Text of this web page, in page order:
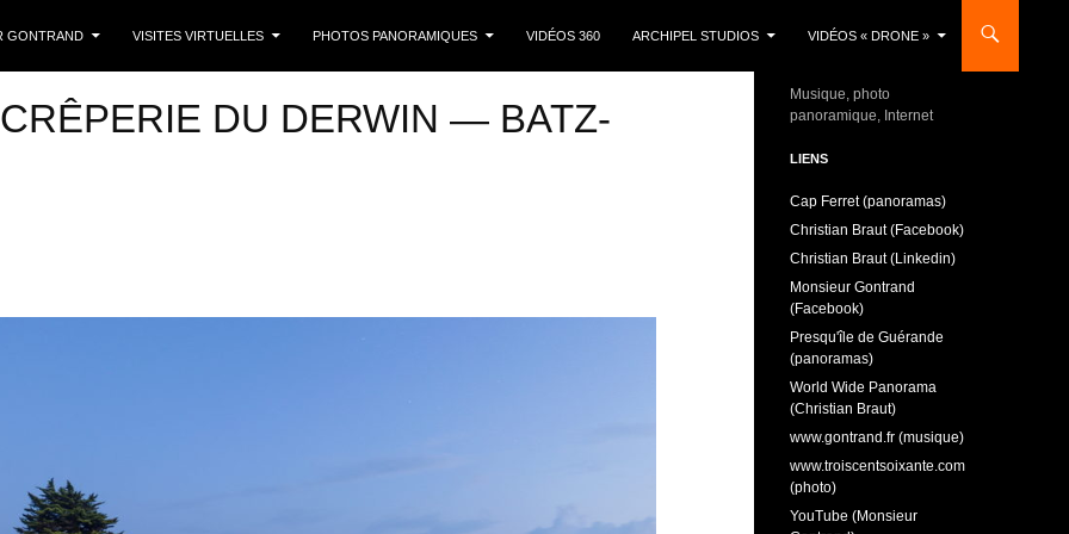
GONTRAND
VISITES VIRTUELLES PHOTOS PANORAMIQUES VIDÉOS 360 ARCHIPEL STUDIOS VIDÉOS « DRONE »
DU DERWIN — BATZ-
Musique, photo
panoramique, Internet
LIENS
Cap Ferret (panoramas)
Christian Braut (Facebook)
Christian Braut (Linkedin)
Monsieur Gontrand
(Facebook)
Presqu'île de Guérande
(panoramas)
World Wide Panorama
(Christian Braut)
www.gontrand.fr (musique)
www.troiscentsoixante.com
(photo)
YouTube (Monsieur